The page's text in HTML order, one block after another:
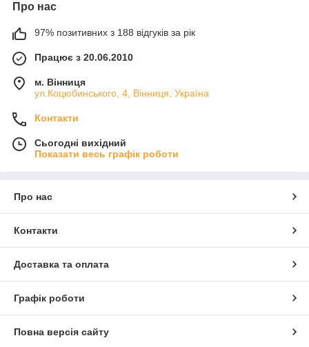
Про нас
97% позитивних з 188 відгуків за рік
Працює з 20.06.2010
м. Вінниця
ул.Коцюбинського, 4, Вінниця, Україна
Контакти
Сьогодні вихідний
Показати весь графік роботи
Про нас
Контакти
Доставка та оплата
Графік роботи
Повна версія сайту